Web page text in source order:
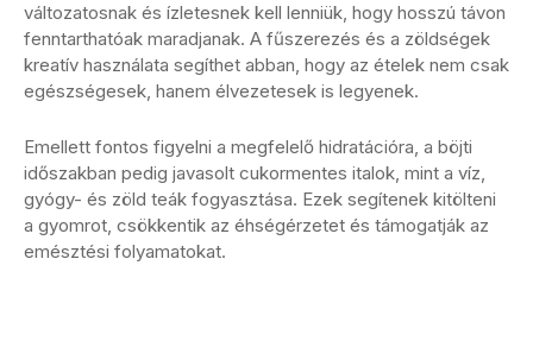
változatosnak és ízletesnek kell lenniük, hogy hosszú távon
fenntarthatóak maradjanak. A fűszerezés és a zöldségek
kreatív használata segíthet abban, hogy az ételek nem csak
egészségesek, hanem élvezetesek is legyenek.
Emellett fontos figyelni a megfelelő hidratációra, a böjti
időszakban pedig javasolt cukormentes italok, mint a víz,
gyógy- és zöld teák fogyasztása. Ezek segítenek kitölteni
a gyomrot, csökkentik az éhségérzetet és támogatják az
emésztési folyamatokat.